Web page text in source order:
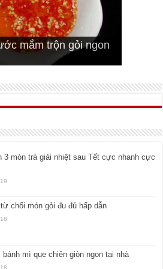
mắm trộn gỏi ngon
đậu hũ giòn ngon
non nướng ngon
heo chiên ngon mềm
ướp sườn cơm tấm
3 món trà giải nhiệt sau Tết cực nhanh cực
chối món gỏi đu đủ hấp dẫn
bánh mì que chiên giòn ngon tại nhà